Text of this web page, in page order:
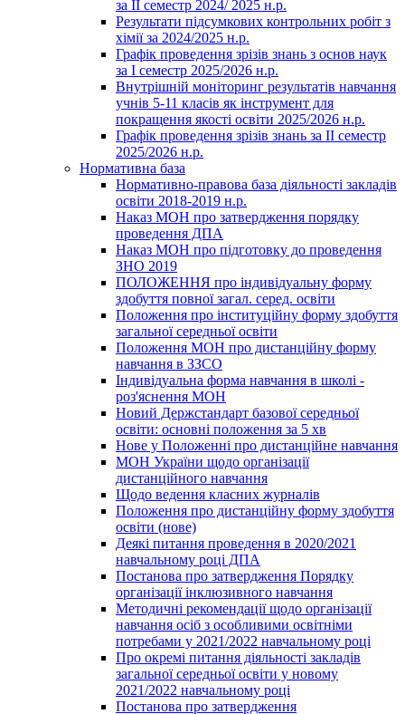
за ІІ семестр 2024/ 2025 н.р.
Результати підсумкових контрольних робіт з
хімії за 2024/2025 н.р.
Графік проведення зрізів знань з основ наук
за І семестр 2025/2026 н.р.
Внутрішній моніторинг результатів навчання
учнів 5-11 класів як інструмент для
покращення якості освіти 2025/2026 н.р.
Графік проведення зрізів знань за ІІ семестр
2025/2026 н.р.
Нормативна база
Нормативно-правова база діяльності закладів
освіти 2018-2019 н.р.
Наказ МОН про затвердження порядку
проведення ДПА
Наказ МОН про підготовку до проведення
ЗНО 2019
ПОЛОЖЕННЯ про індивідуальну форму
здобуття повної загал. серед. освіти
Положення про інституційну форму здобуття
загальної середньої освіти
Положення МОН про дистанційну форму
навчання в ЗЗСО
Індивідуальна форма навчання в школі -
роз'яснення МОН
Новий Держстандарт базової середньої
освіти: основні положення за 5 хв
Нове у Положенні про дистанційне навчання
МОН України щодо організації
дистанційного навчання
Щодо ведення класних журналів
Положення про дистанційну форму здобуття
освіти (нове)
Деякі питання проведення в 2020/2021
навчальному році ДПА
Постанова про затвердження Порядку
організації інклюзивного навчання
Методичні рекомендації щодо організації
навчання осіб з особливими освітніми
потребами у 2021/2022 навчальному році
Про окремі питання діяльності закладів
загальної середньої освіти у новому
2021/2022 навчальному році
Постанова про затвердження